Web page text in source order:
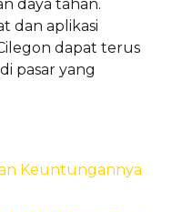
daya tahan.
dan aplikasi
dapat terus
pasar yang
Keuntungannya